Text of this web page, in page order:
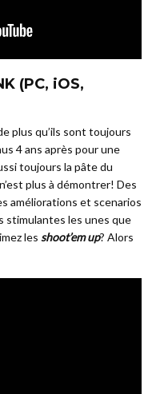
(PC, iOS,
plus qu’ils sont toujours
4 ans après pour une
toujours la pâte du
plus à démontrer! Des
améliorations et scenarios
stimulantes les unes que
les shoot’em up? Alors